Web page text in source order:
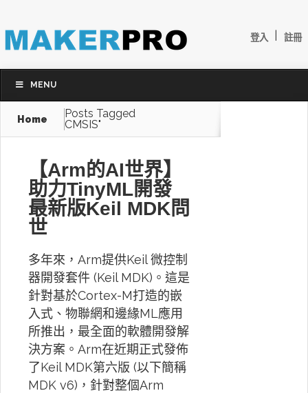
登入 註冊
MENU
Home
Posts Tagged
CMSIS"
【Arm的AI世界】
助力TinyML開發
最新版Keil MDK問
世
多年來，Arm提供Keil 微控制
器開發套件 (Keil MDK)。這是
針對基於Cortex-M打造的嵌
入式、物聯網和邊緣ML應用
所推出，最全面的軟體開發解
決方案。Arm在近期正式發佈
了Keil MDK第六版 (以下簡稱
MDK v6)，針對整個Arm